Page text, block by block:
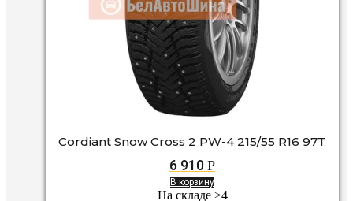
Cordiant Snow Cross 2 PW-4 215/55 R16 97T
6 910 Р
В корзину
На складе >4